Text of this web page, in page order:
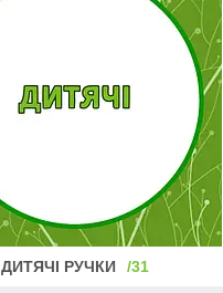
ДИТЯЧІ РУЧКИ 31